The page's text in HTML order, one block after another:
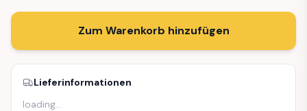
Zum Warenkorb hinzufügen
Lieferinformationen
loading…